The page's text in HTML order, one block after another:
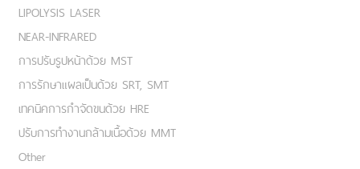
LIPOLYSIS LASER
NEAR-INFRARED
การปรับรูปหน้าด้วย MST
การรักษาแผลเป็นด้วย SRT, SMT
เทคนิคการกำจัดขนด้วย HRE
ปรับการทำงานกล้ามเนื้อด้วย MMT
Other